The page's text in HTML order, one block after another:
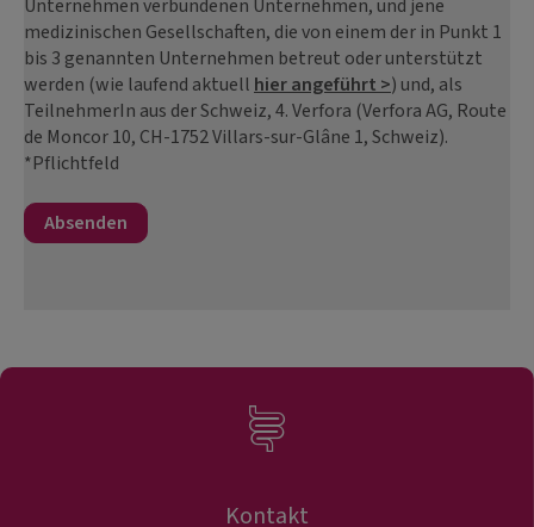
Unternehmen verbundenen Unternehmen, und jene
medizinischen Gesellschaften, die von einem der in Punkt 1
bis 3 genannten Unternehmen betreut oder unterstützt
werden (wie laufend aktuell hier angeführt >) und, als
TeilnehmerIn aus der Schweiz, 4. Verfora (Verfora AG, Route
de Moncor 10, CH-1752 Villars-sur-Glâne 1, Schweiz).
*Pflichtfeld
Kontakt